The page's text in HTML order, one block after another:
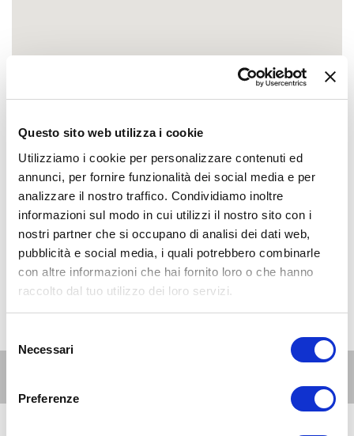
Questo sito web utilizza i cookie
Utilizziamo i cookie per personalizzare contenuti ed
annunci, per fornire funzionalità dei social media e per
analizzare il nostro traffico. Condividiamo inoltre
informazioni sul modo in cui utilizzi il nostro sito con i
nostri partner che si occupano di analisi dei dati web,
pubblicità e social media, i quali potrebbero combinarle
con altre informazioni che hai fornito loro o che hanno
raccolto dal tuo utilizzo dei loro servizi.
delNecessari
Preferenze